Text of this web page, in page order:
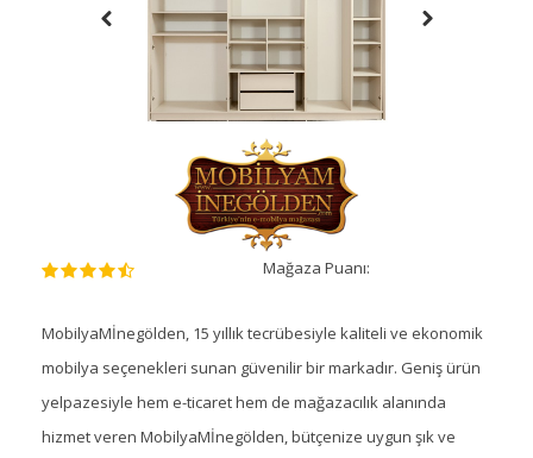
Mağaza Puanı:
MobilyaMİnegölden, 15 yıllık tecrübesiyle kaliteli ve ekonomik
mobilya seçenekleri sunan güvenilir bir markadır. Geniş ürün
yelpazesiyle hem e-ticaret hem de mağazacılık alanında
hizmet veren MobilyaMİnegölden, bütçenize uygun şık ve